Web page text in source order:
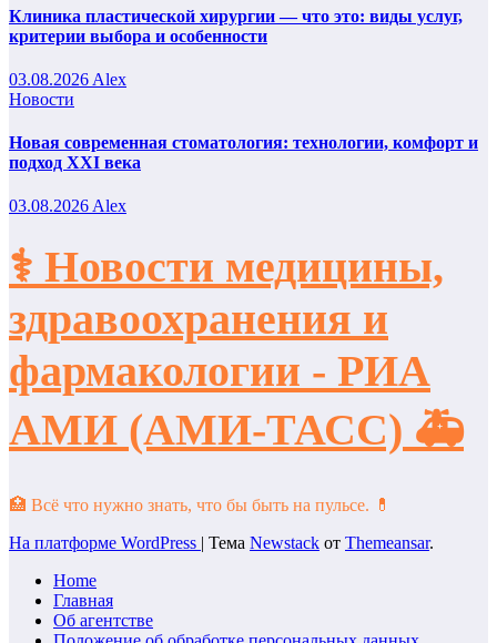
Клиника пластической хирургии — что это: виды услуг,
критерии выбора и особенности
03.08.2026 Alex
Новости
Новая современная стоматология: технологии, комфорт и
подход XXI века
03.08.2026Alex
⚕️ Новости медицины,
здравоохранения и
фармакологии - РИА
АМИ (АМИ-ТАСС) 🚑
🏥 Всё что нужно знать, что бы быть на пульсе. 💊
На платформе WordPress | Тема Newstack от Themeansar.
Home
Главная
Об агентстве